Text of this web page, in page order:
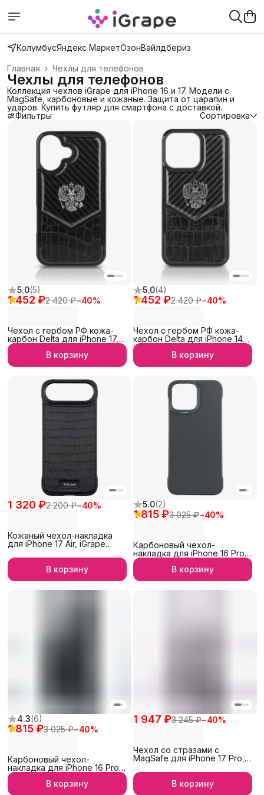
КолумбусЯндекс МаркетОзонВайлдбериз
Чехлы для телефонов
Главная ›
Чехлы для телефонов
Коллекция чехлов iGrape для iPhone 16 и 17. Модели с
MagSafe, карбоновые и кожаные. Защита от царапин и
ударов. Купить футляр для смартфона с доставкой.
Фильтры
Сортировка
5.0(5)
1 452 ₽2 420 ₽−40%
Чехол с гербом РФ кожа-
карбон Delta для iPhone 17,
iGrape
В корзину
5.0(4)
1 452 ₽2 420 ₽−40%
Чехол с гербом РФ кожа-
карбон Delta для iPhone 14
Pro Max, iGrape
В корзину
1 320 ₽2 200 ₽−40%
Кожаный чехол-накладка
для iPhone 17 Air, iGrape
В корзину
5.0(2)
1 815 ₽3 025 ₽−40%
Карбоновый чехол-
накладка для iPhone 16 Pro,
iGrape (Черный)
В корзину
4.3(6)
1 815 ₽3 025 ₽−40%
Карбоновый чехол-
накладка для iPhone 16 Pro
Max, iGrape (Черный)
В корзину
1 947 ₽3 245 ₽−40%
Чехол со стразами с
MagSafe для iPhone 17 Pro,
В корзину